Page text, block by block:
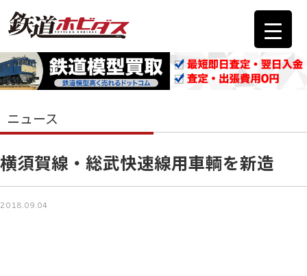
ニュース
横須賀線・総武快速線用車輌を新造
2018.09.04